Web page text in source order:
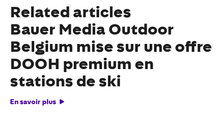
Related articles
Bauer Media Outdoor
Belgium mise sur une offre
DOOH premium en
stations de ski
En savoir plus